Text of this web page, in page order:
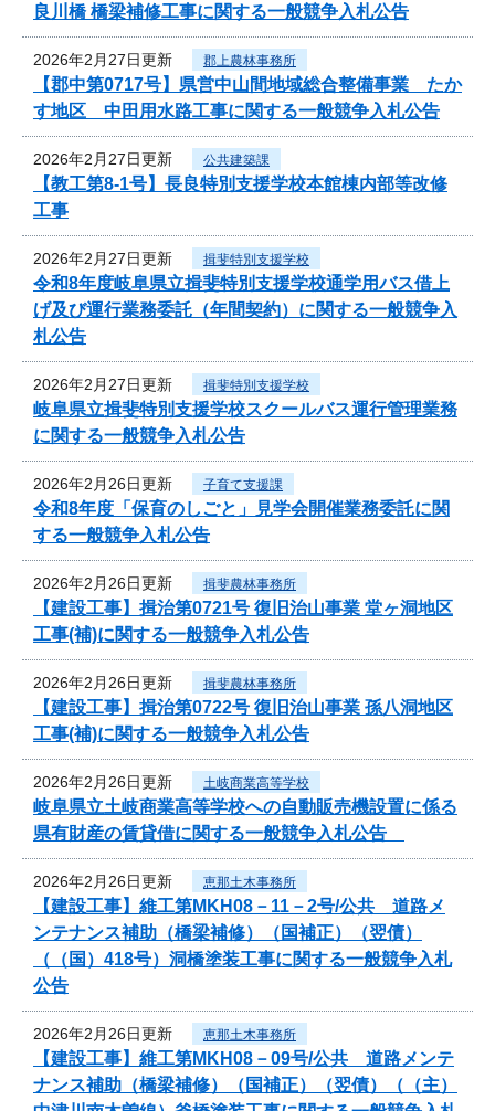
良川橋 橋梁補修工事に関する一般競争入札公告
2026年2月27日更新 郡上農林事務所
【郡中第0717号】県営中山間地域総合整備事業 たか
す地区 中田用水路工事に関する一般競争入札公告
2026年2月27日更新 公共建築課
【教工第8-1号】長良特別支援学校本館棟内部等改修
工事
2026年2月27日更新 揖斐特別支援学校
令和8年度岐阜県立揖斐特別支援学校通学用バス借上
げ及び運行業務委託（年間契約）に関する一般競争入
札公告
2026年2月27日更新 揖斐特別支援学校
岐阜県立揖斐特別支援学校スクールバス運行管理業務
に関する一般競争入札公告
2026年2月26日更新 子育て支援課
令和8年度「保育のしごと」見学会開催業務委託に関
する一般競争入札公告
2026年2月26日更新 揖斐農林事務所
【建設工事】揖治第0721号 復旧治山事業 堂ヶ洞地区
工事(補)に関する一般競争入札公告
2026年2月26日更新 揖斐農林事務所
【建設工事】揖治第0722号 復旧治山事業 孫八洞地区
工事(補)に関する一般競争入札公告
2026年2月26日更新 土岐商業高等学校
岐阜県立土岐商業高等学校への自動販売機設置に係る
県有財産の賃貸借に関する一般競争入札公告
2026年2月26日更新 恵那土木事務所
【建設工事】維工第MKH08－11－2号/公共 道路メ
ンテナンス補助（橋梁補修）（国補正）（翌債）
（（国）418号）洞橋塗装工事に関する一般競争入札
公告
2026年2月26日更新 恵那土木事務所
【建設工事】維工第MKH08－09号/公共 道路メンテ
ナンス補助（橋梁補修）（国補正）（翌債）（（主）